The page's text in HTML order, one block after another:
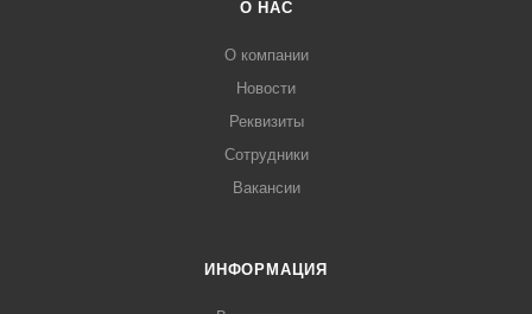
О НАС
О компании
Новости
Реквизиты
Сотрудники
Вакансии
ИНФОРМАЦИЯ